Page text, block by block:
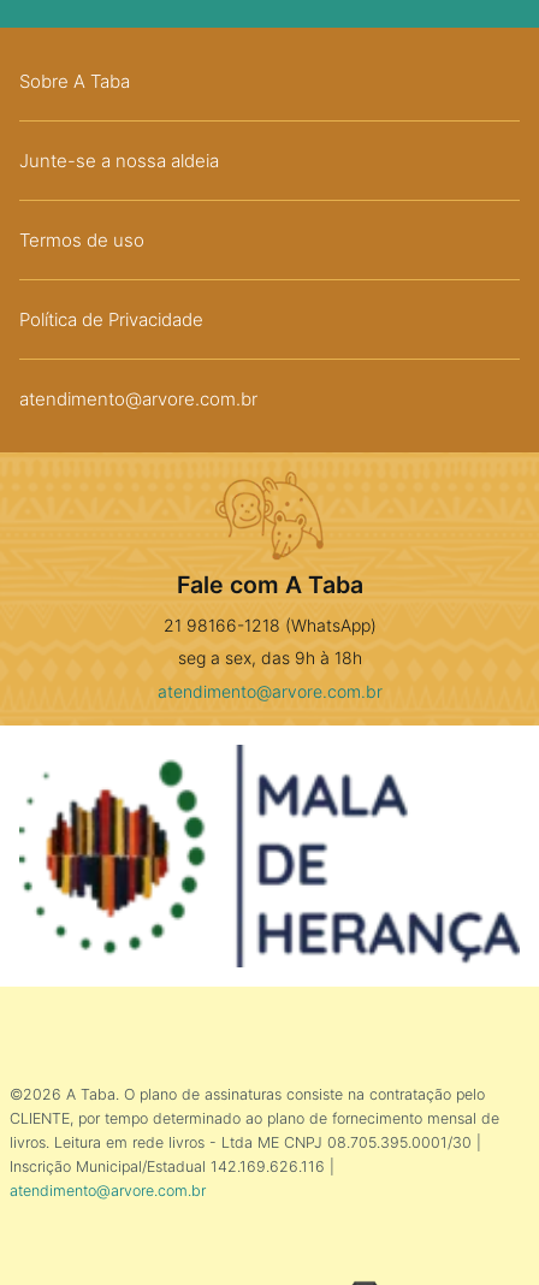
Sobre A Taba
Junte-se a nossa aldeia
Termos de uso
Política de Privacidade
atendimento@arvore.com.br
Fale com A Taba
21 98166-1218 (WhatsApp)
seg a sex, das 9h à 18h
atendimento@arvore.com.br
©2026 A Taba. O plano de assinaturas consiste na contratação pelo
CLIENTE, por tempo determinado ao plano de fornecimento mensal de
livros. Leitura em rede livros - Ltda ME CNPJ 08.705.395.0001/30 |
Inscrição Municipal/Estadual 142.169.626.116 |
atendimento@arvore.com.br